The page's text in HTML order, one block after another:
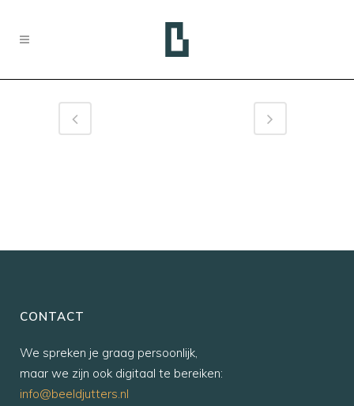
CONTACT
We spreken je graag persoonlijk,
maar we zijn ook digitaal te bereiken:
info@beeldjutters.nl